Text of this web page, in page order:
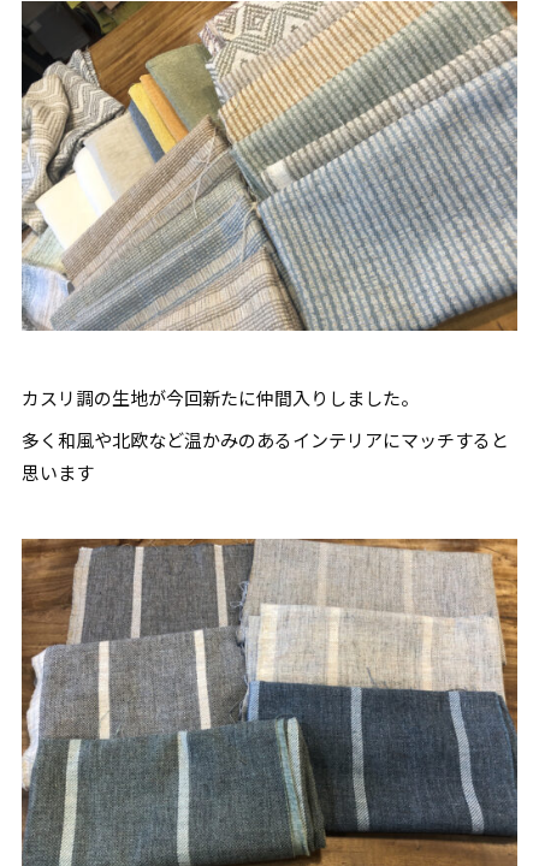
カスリ調の生地が今回新たに仲間入りしました。
多く和風や北欧など温かみのあるインテリアにマッチすると
思います